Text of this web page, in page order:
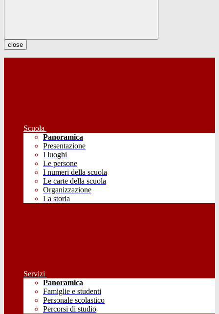
close
Scuola
Panoramica
Presentazione
I luoghi
Le persone
I numeri della scuola
Le carte della scuola
Organizzazione
La storia
Servizi
Panoramica
Famiglie e studenti
Personale scolastico
Percorsi di studio